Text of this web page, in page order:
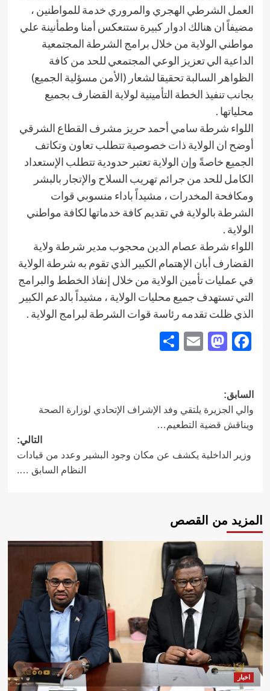
العمل الشرطي الهجري والمروري خدمة للمواطنين ،
مضيفاً ان هنالك ادوار كبيرة ستنعكس أمنا وطمأنينة علي
مواطني الولاية من خلال برامج الشرطة المجتمعية
الداعية الي تعزيز الوعي المجتمعي للحد من كافة
الظواهر السالبة تحقيقا لشعار (الأمن مسؤلية الجميع)
بجانب تنفيذ الخطة التأمينية لولاية القضارف بجميع
محلياتها .
اللواء شرطة سامي أحمد حريز مشرف القطاع الشرقي
أوضح ان الولاية ذات خصوصية تتطلب تعاون وتكاتف
الجميع خاصةً وإن الولاية تعتبر حدودية تتطلب الإستعداد
الكامل للحد من جرائم تهريب السلاح والإتجار بالبشر
ومكافحة المخدرات ، مشيداً باداء منسوبي قوات
الشرطة بالولاية في تقديم كافة خدماتها لكافة مواطني
الولاية .
اللواء شرطة عصام الدين محجوب مدير شرطة ولاية
القضارف أبان الإهتمام الكبير الذي تقوم به شرطة الولاية
في عمليات تأمين الولاية من خلال إنفاذ الخطط والبرامج
التي تستهدف جميع محليات الولاية ، مشيداً بالدعم الكبير
الذي ظلت تقدمه رئاسة قوات الشرطة لبرامج الولاية .
Facebook
Mastodon
Email
تصفّح
المقالات
السابق:
والي الجزيرة يلتقي وفد الإشراف الإتحادي لوزارة الصحة
ويناقش قضية التطعيم…
التالي:
وزير الداخلية يكشف عن مكان وجود البشير وعدد من قيادات
النظام السابق ….
المزيد من القصص
اخبار